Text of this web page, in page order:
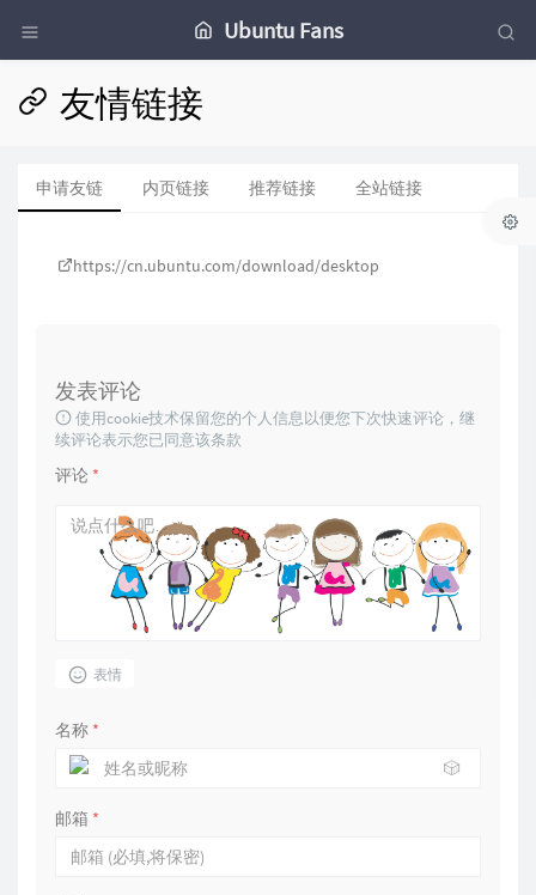
Ubuntu Fans
友情链接
申请友链 内页链接 推荐链接 全站链接
https://cn.ubuntu.com/download/desktop
发表评论
使用cookie技术保留您的个人信息以便您下次快速评论，继
续评论表示您已同意该条款
评论 *
表情
名称 *
🎲
邮箱 *